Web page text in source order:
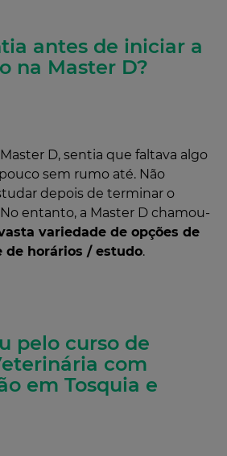
antes de iniciar a
na Master D?
D, sentia que faltava algo
sem rumo até. Não
depois de terminar o
entanto, a Master D chamou-
variedade de opções de
de horários / estudo.
pelo curso de
com
em Tosquia e